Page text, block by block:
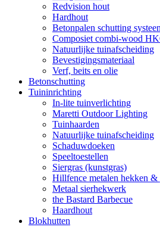
Redvision hout
Hardhout
Betonpalen schutting
Composiet combi-wood
Natuurlijke tuinafscheiding
Bevestigingsmateriaal
Verf, beits en olie
Betonschutting
Tuininrichting
In-lite tuinverlichting
Maretti Outdoor Lighting
Tuinhaarden
Natuurlijke tuinafscheiding
Schaduwdoeken
Speeltoestellen
Siergras (kunstgras)
Hillfence metalen hekken &
Metaal sierhekwerk
the Bastard Barbecue
Haardhout
Blokhutten